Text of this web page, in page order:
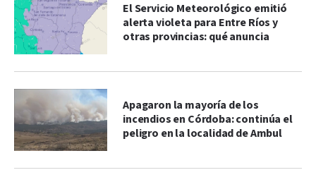
El Servicio Meteorológico emitió
alerta violeta para Entre Ríos y
otras provincias: qué anuncia
Apagaron la mayoría de los
incendios en Córdoba: continúa el
peligro en la localidad de Ambul